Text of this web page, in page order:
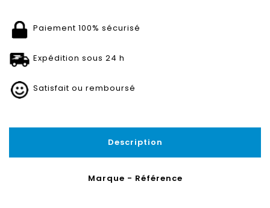
Paiement 100% sécurisé
Expédition sous 24 h
Satisfait ou remboursé
Description
Marque - Référence